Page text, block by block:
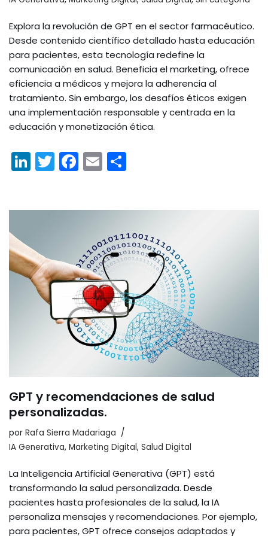
Explora la revolución de GPT en el sector farmacéutico.
Desde contenido científico detallado hasta educación
para pacientes, esta tecnología redefine la
comunicación en salud. Beneficia el marketing, ofrece
eficiencia a médicos y mejora la adherencia al
tratamiento. Sin embargo, los desafíos éticos exigen
una implementación responsable y centrada en la
educación y monetización ética.
Li
e
n
T
er
F
e
o
o
k
E
l p
ar
tir
GPT y recomendaciones de salud
personalizadas.
por Rafa Sierra Madariaga
IA Generativa, Marketing Digital, Salud Digital
La Inteligencia Artificial Generativa (GPT) está
transformando la salud personalizada. Desde
pacientes hasta profesionales de la salud, la IA
personaliza mensajes y recomendaciones. Por ejemplo,
para pacientes, GPT ofrece consejos adaptados y